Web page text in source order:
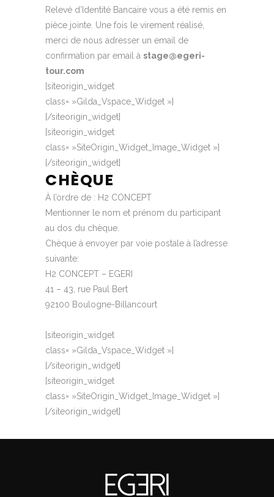
Relevé d’Identité Bancaire vous a été remis en
pièce jointe. Une fois le virement réalisé,
merci de nous adresser un email de
confirmation par email à stage@egeri-
tour.com
[siteorigin_widget
class= »Gilda_Vspace_Widget »]
[/siteorigin_widget]
[siteorigin_widget
class= »SiteOrigin_Widget_Image_Widget »]
[/siteorigin_widget]
CHÈQUE
À l’ordre de : H2 CONCEPT
Mentionner le nom et prénom du participant
au dos du chèque.
Chèque à envoyer par voie postale à l’adresse
suivante:
H2 CONCEPT – EGERI
41 – 43, rue Paul Bert
92100 Boulogne-Billancourt
[siteorigin_widget
class= »Gilda_Vspace_Widget »]
[/siteorigin_widget]
[siteorigin_widget
class= »SiteOrigin_Widget_Image_Widget »]
[/siteorigin_widget]